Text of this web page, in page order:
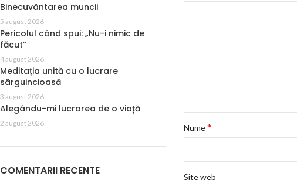
Binecuvântarea muncii
5 august 2026
Pericolul când spui: „Nu-i nimic de
făcut”
4 august 2026
Meditația unită cu o lucrare
sârguincioasă
3 august 2026
Alegându-mi lucrarea de o viață
2 august 2026
COMENTARII RECENTE
Nume*
Site web